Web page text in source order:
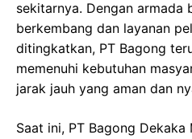
sekitarnya. Dengan armada
berkembang dan layanan
ditingkatkan, PT Bagong
memenuhi kebutuhan
jarak jauh yang aman dan
Saat ini, PT Bagong Dekaka